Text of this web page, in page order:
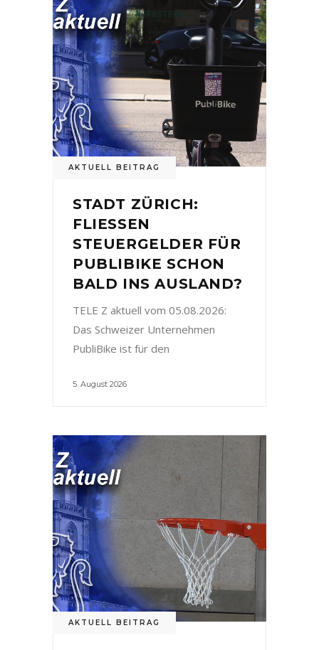
AKTUELL BEITRAG
STADT ZÜRICH:
FLIESSEN
STEUERGELDER FÜR
PUBLIBIKE SCHON
BALD INS AUSLAND?
TELE Z aktuell vom 05.08.2026:
Das Schweizer Unternehmen
PubliBike ist für den
5. August 2026
AKTUELL BEITRAG